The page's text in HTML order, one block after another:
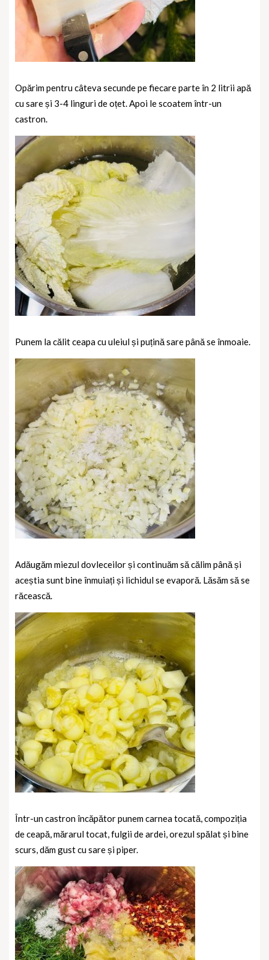
Opărim pentru câteva secunde pe fiecare parte în 2 litrii apă
cu sare și 3-4 linguri de oțet. Apoi le scoatem într-un
castron.
Punem la călit ceapa cu uleiul și puțină sare până se înmoaie.
Adăugăm miezul dovleceilor și continuăm să călim până și
aceștia sunt bine înmuiați și lichidul se evaporă. Lăsăm să se
răcească.
Într-un castron încăpător punem carnea tocată, compoziția
de ceapă, mărarul tocat, fulgii de ardei, orezul spălat și bine
scurs, dăm gust cu sare și piper.